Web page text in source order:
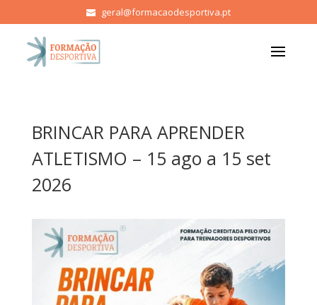
geral@formacaodesportiva.pt
BRINCAR PARA APRENDER
ATLETISMO – 15 ago a 15 set
2026